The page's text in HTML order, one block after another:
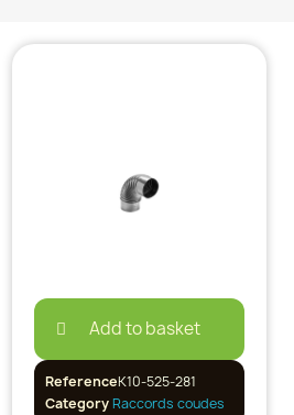
Add to basket
ReferenceK10-525-281
CategoryRaccords coudes